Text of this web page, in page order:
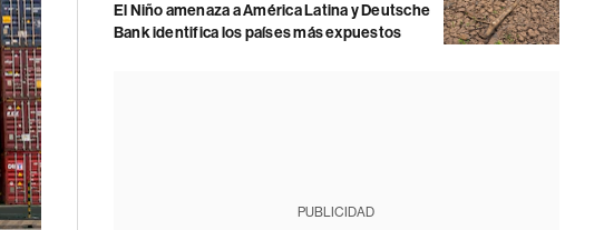
El Niño amenaza a América Latina y Deutsche
Bank identifica los países más expuestos
PUBLICIDAD